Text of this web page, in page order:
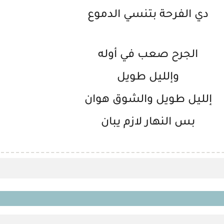
دي الفرحة بتنسي الدموع
الجرح صعب في أوله
وإلليل طويل
إلليل طويل والشوق هوان
بس النهار لازم يبان